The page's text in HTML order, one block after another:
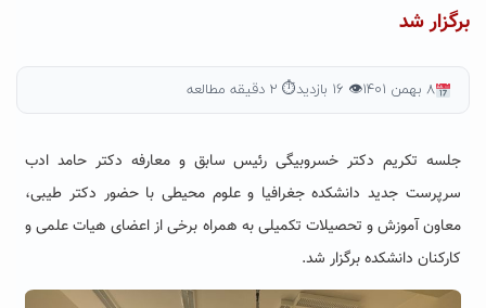
برگزار شد
۸ بهمن ۱۴۰۱ 👁 ۱۶ بازدید ⏱ ۲ دقیقه مطالعه
جلسه تکریم دکتر خسروبیگی رئیس سابق و معارفه دکتر حامد ادب
سرپرست جدید دانشکده جغرافیا و علوم محیطی با حضور دکتر طیبی،
معاون آموزش و تحصیلات تکمیلی به همراه برخی از اعضای هیات علمی و
کارکنان دانشکده برگزار شد.